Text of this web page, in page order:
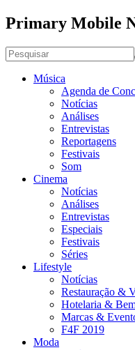
Primary Mobile
Música
Agenda de
Notícias
Análises
Entrevistas
Reportagens
Festivais
Som
Cinema
Notícias
Análises
Entrevistas
Especiais
Festivais
Séries
Lifestyle
Notícias
Restauração &
Hotelaria &
Marcas &
F4F 2019
Moda